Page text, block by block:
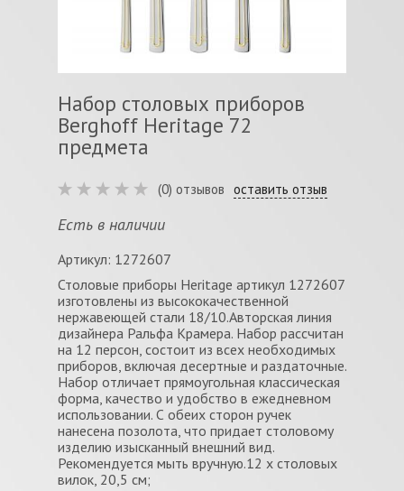
Набор столовых приборов
Berghoff Heritage 72
предмета
(0) отзывов оставить отзыв
Есть в наличии
Артикул: 1272607
Столовые приборы Heritage артикул 1272607
изготовлены из высококачественной
нержавеющей стали 18/10.Авторская линия
дизайнера Ральфа Крамера. Набор рассчитан
на 12 персон, состоит из всех необходимых
приборов, включая десертные и раздаточные.
Набор отличает прямоугольная классическая
форма, качество и удобство в ежедневном
использовании. С обеих сторон ручек
нанесена позолота, что придает столовому
изделию изысканный внешний вид.
Рекомендуется мыть вручную.12 x столовых
вилок, 20,5 см;